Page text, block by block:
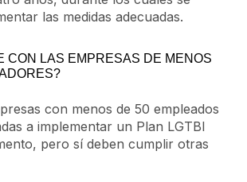
las medidas adecuadas.
CON LAS EMPRESAS DE MENOS
con menos de 50 empleados
a implementar un Plan LGTBI
pero sí deben cumplir otras